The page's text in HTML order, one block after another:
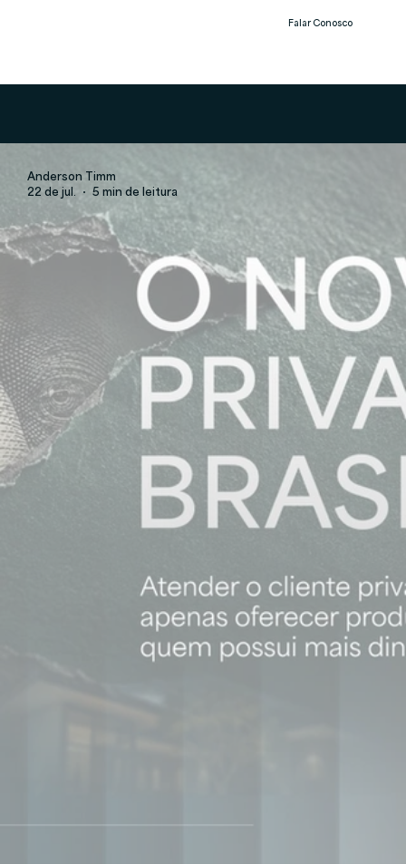
Falar Conosco
Anderson Timm
22 de jul.
5 min de leitura